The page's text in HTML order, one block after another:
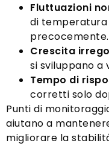
Fluttuazioni
di
precocemente.
Crescita
si sviluppano a
Tempo di
corretti solo
Punti di
aiutano a
migliorare la